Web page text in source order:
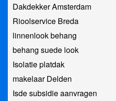
Dakdekker Amsterdam
Rioolservice Breda
linnenlook behang
behang suede look
Isolatie platdak
makelaar Delden
Isde subsidie aanvragen